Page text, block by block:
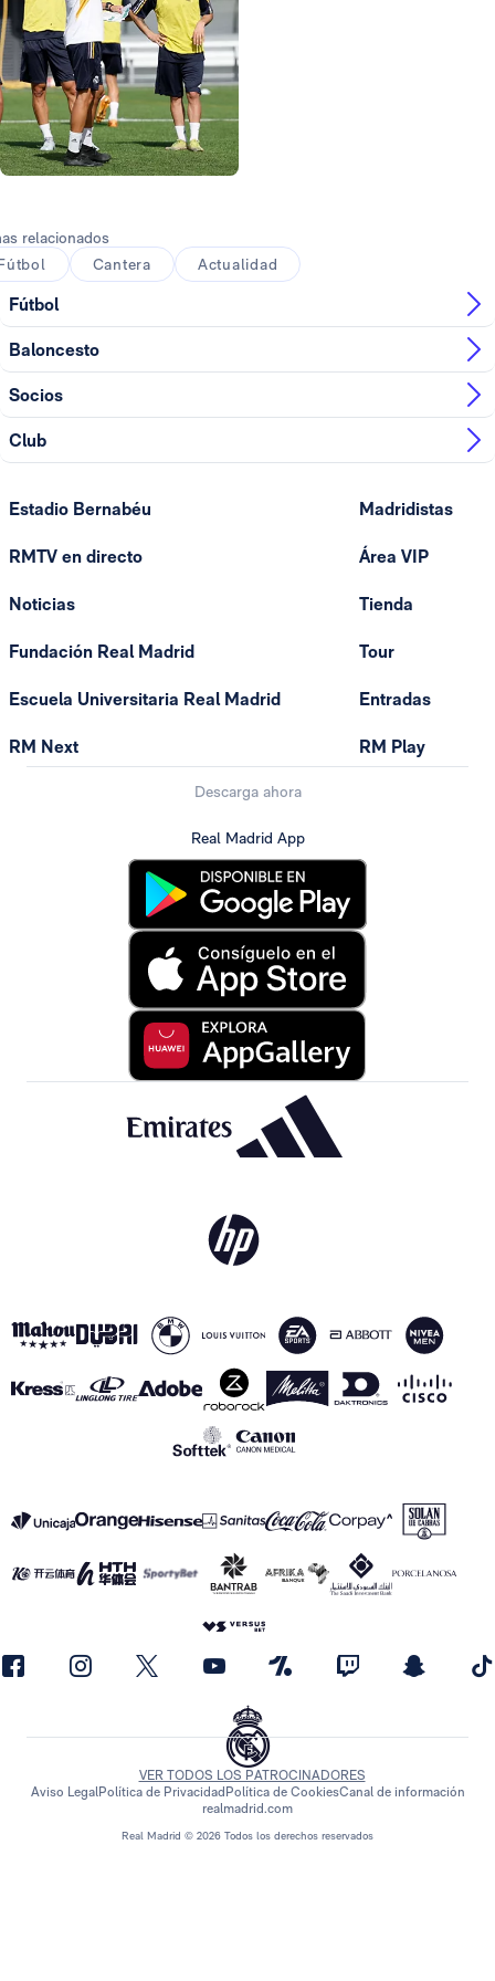
relacionados
Cantera Actualidad
Fútbol
Baloncesto
Socios
Club
Estadio Bernabéu
RMTV en directo
Noticias
Fundación Real Madrid
Escuela Universitaria Real Madrid
RM Next
Madridistas
Área VIP
Tienda
Tour
Entradas
RM Play
Descarga ahora
Real Madrid App
Real Madrid © 2026 Todos los derechos reservados
VER TODOS LOS PATROCINADORES
Aviso LegalPolítica de Privacidad Política de CookiesCanal de información
realmadrid.com